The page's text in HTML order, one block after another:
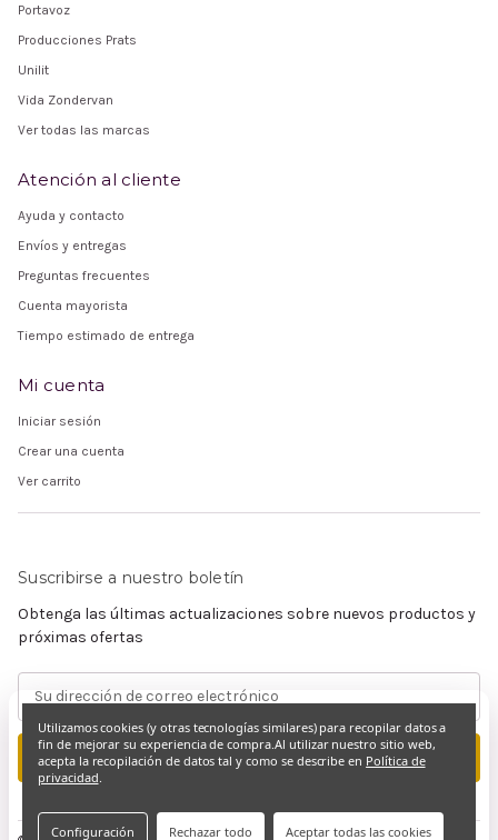
Portavoz
Producciones Prats
Unilit
Vida Zondervan
Ver todas las marcas
Atención al cliente
Ayuda y contacto
Envíos y entregas
Preguntas frecuentes
Cuenta mayorista
Tiempo estimado de entrega
Mi cuenta
Iniciar sesión
Crear una cuenta
Ver carrito
Suscribirse a nuestro boletín
Obtenga las últimas actualizaciones sobre nuevos productos y
próximas ofertas
de
correo
electrónico
Utilizamos cookies (y otras tecnologías similares) para recopilar datos a
fin de mejorar su experiencia de compra.Al utilizar nuestro sitio web,
acepta la recopilación de datos tal y como se describe en Política de
privacidad.
Configuración Rechazar todo Aceptar todas las cookies